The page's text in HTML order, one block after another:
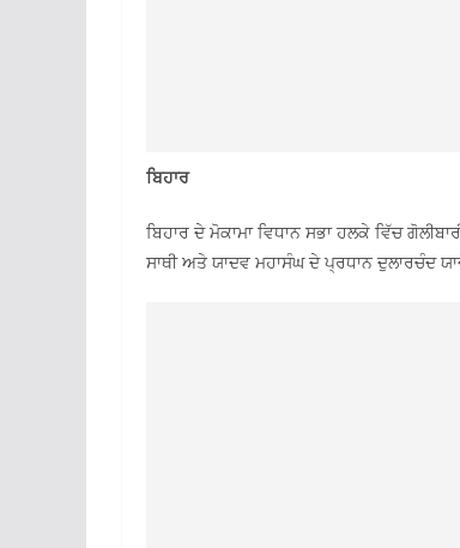
ਬਿਹਾਰ
ਬਿਹਾਰ ਦੇ ਮੋਕਾਮਾ ਵਿਧਾਨ ਸਭਾ ਹਲਕੇ ਵਿੱਚ
ਸਾਥੀ ਅਤੇ ਯਾਦਵ ਮਹਾਸੰਘ ਦੇ ਪ੍ਰਧਾਨ ਦੁਲਾਰਚੰਦ